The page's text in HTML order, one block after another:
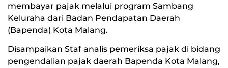
membayar pajak melalui program Sambang
Keluraha dari Badan Pendapatan Daerah
(Bapenda) Kota Malang.
Disampaikan Staf analis pemeriksa pajak di bidang
pengendalian pajak daerah Bapenda Kota Malang,